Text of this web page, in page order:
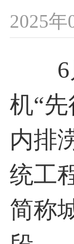
2025年
6月
机“
内排
统工
简称